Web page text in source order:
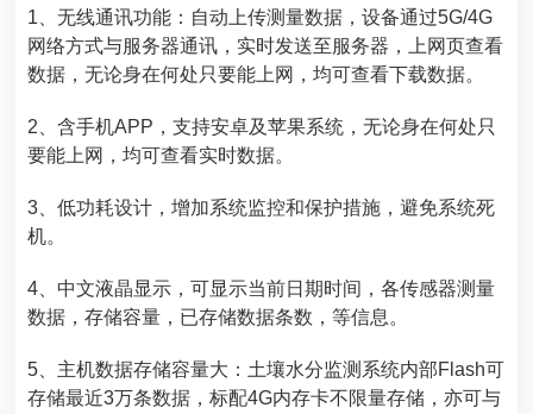
1、无线通讯功能：自动上传测量数据，设备通过5G/4G
网络方式与服务器通讯，实时发送至服务器，上网页查看
数据，无论身在何处只要能上网，均可查看下载数据。
2、含手机APP，支持安卓及苹果系统，无论身在何处只
要能上网，均可查看实时数据。
3、低功耗设计，增加系统监控和保护措施，避免系统死
机。
4、中文液晶显示，可显示当前日期时间，各传感器测量
数据，存储容量，已存储数据条数，等信息。
5、主机数据存储容量大： 土壤水分监测系统内部Flash可
存储最近3万条数据，标配4G内存卡不限量存储，亦可与